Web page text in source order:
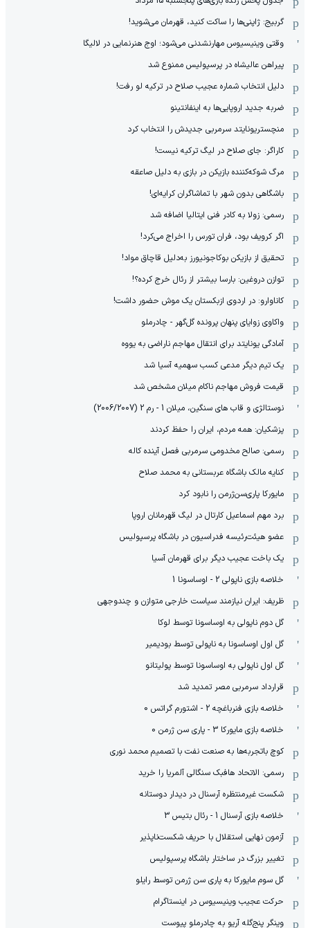
گربیج: ژاپنی‌ها را ساکت کنید، قهرمان می‌شوید!
وقتی وینیسیوس مهارنشدنی می‌شود؛ اوج هنرنمایی در لالیگا
پیراهن عالیشاه در پرسپولیس ممنوع شد
دلیل انتخاب شماره عجیب صلاح در ترکیه لو رفت!
ضربه جدید اروپایی‌ها به اینفانتینو
منچستریونایتد سرمربی جدیدش را انتخاب کرد
کاراگر: جای صلاح در لیگ ترکیه نیست!
مرگ شوکه‌کننده بازیکن در بازی به دلیل صاعقه
باشگاهی بدون شهر با تماشاگران کرایه‌ای!
رسمی: زولا به کادر فنی ایتالیا اضافه شد
اگر کرویف بود، فران تورس را اخراج می‌کرد!
تحقیق از بازیکن بوکاجونیورز به‌دلیل قاچاق مواد!
توازن دروغین: بارسا بیشتر از رئال خرج کرده؟!
کاناوارو: در اردوی ازبکستان یک موش حضور داشت!
واکاوی زوایای پنهان پرونده گل‌گهر - چادرملو
آمادگی یونایتد برای انتقال مهاجم ناراضی به یووه
یک تیم دیگر مدعی کسب سهمیه آسیا شد
قیمت فروش مهاجم ناکام میلان مشخص شد
نوستالژی و قاب های سنگین، میلان 1 - رم 2 (2006/2007)
پزشکیان: همه مردم، ایران را حفظ کردند
رسمی: صالح مخدومی سرمربی فصل آینده کاله
کنایه مالک باشگاه عربستانی به محمد صلاح
مایورکا پاری‌سن‌ژرمن را نابود کرد
برد مهم اسماعیل کارتال در لیگ قهرمانان اروپا
عضو هیئت‌رئیسه فدراسیون در باشگاه پرسپولیس
یک باخت عجیب دیگر برای قهرمان آسیا
خلاصه بازی ناپولی 2 - اوساسونا 1
ظریف: ایران نیازمند سیاست خارجی متوازن و چندوجهی
گل دوم ناپولی به اوساسونا توسط لوکا
گل اول اوساسونا به ناپولی توسط بودیمیر
گل اول ناپولی به اوساسونا توسط پولیتانو
قرارداد سرمربی مصر تمدید شد
خلاصه بازی فنرباغچه 2 - اشتورم گراتس 0
خلاصه بازی مایورکا 3 - پاری سن ژرمن 0
کوچ باتجربه‌ها به صنعت نفت با تصمیم محمد نوری
رسمی: الاتحاد هافبک سنگالی آلمریا را خرید
شکست غیرمنتظره آرسنال در دیدار دوستانه
خلاصه بازی آرسنال 1 - رئال بتیس 3
آزمون نهایی استقلال با حریف شکست‌ناپذیر
تغییر بزرگ در ساختار باشگاه پرسپولیس
گل سوم مایورکا به پاری سن ژرمن توسط رایلو
حرکت عجیب وینیسیوس در اینستاگرام
وینگر پنج‌گله آریو به چادرملو پیوست